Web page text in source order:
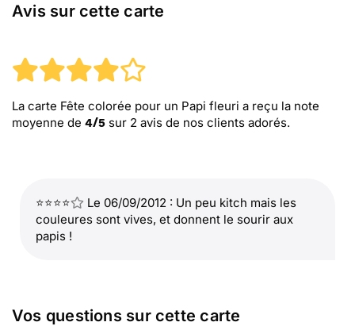
Avis sur cette carte
La carte Fête colorée pour un Papi fleuri a reçu la note
moyenne de 4/5 sur 2 avis de nos clients adorés.
⭐⭐⭐⭐
Le 06/09/2012 : Un peu kitch mais les
couleures sont vives, et donnent le sourir aux
papis !
Vos questions sur cette carte